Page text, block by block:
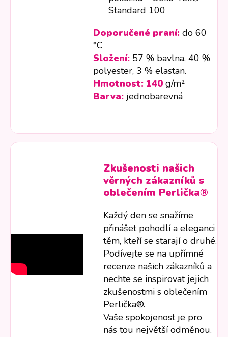
Standard 100
Doporučené praní: do 60
°C
Složení: 57 % bavlna, 40 %
polyester, 3 % elastan.
Hmotnost: 140g/m²
Barva: jednobarevná
Zkušenosti našich
věrných zákazníků s
oblečením Perlička®
Každý den se snažíme
přinášet pohodlí a eleganci
těm, kteří se starají o druhé.
Podívejte se na upřímné
recenze našich zákazníků a
nechte se inspirovat jejich
zkušenostmi s oblečením
Perlička®.
Vaše spokojenost je pro
nás tou největší odměnou.